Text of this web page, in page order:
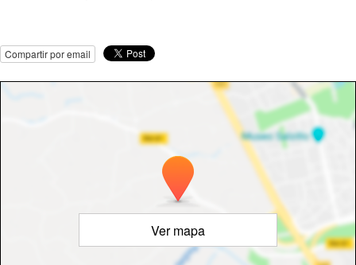
Compartir por email
Ver mapa